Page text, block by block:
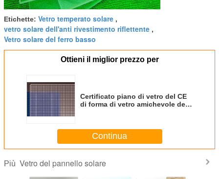
Etichette: Vetro temperato solare ,
vetro solare dell'anti rivestimento riflettente ,
Vetro solare del ferro basso
Ottieni il miglior prezzo per
Certificato piano di vetro del CE
di forma di vetro amichevole del
Continua
Più Vetro del pannello solare